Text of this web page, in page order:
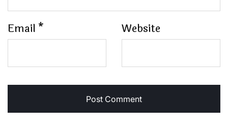
Email * Website